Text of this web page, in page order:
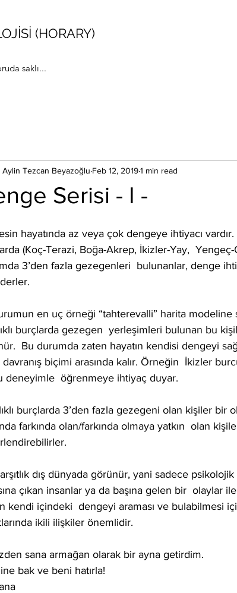
(HORARY)
saklı...
Serisi - I -
Aylin Tezcan Beyazoğlu Feb 12, 20191 min read
hayatında az veya çok dengeye ihtiyacı vardır.
(Koç-Terazi, Boğa-Akrep, İkizler-Yay,  Yengeç-
3’den fazla gezegenleri  bulunanlar, denge
en uç örneği “tahterevalli” harita modeline
burçlarda gezegen  yerleşimleri bulunan bu
Bu durumda zaten hayatın kendisi dengeyi
davranış biçimi arasında kalır. Örneğin  İkizler
deneyimle  öğrenmeye ihtiyaç duyar.
burçlarda 3’den fazla gezegeni olan kişiler bir
farkında olan/farkında olmaya yatkın  olan
çıkan insanlar ya da başına gelen bir  olaylar
kendi içindeki  dengeyi araması ve bulabilmesi
ikili ilişkiler önemlidir.
sana armağan olarak bir ayna getirdim.
bak ve beni hatırla!